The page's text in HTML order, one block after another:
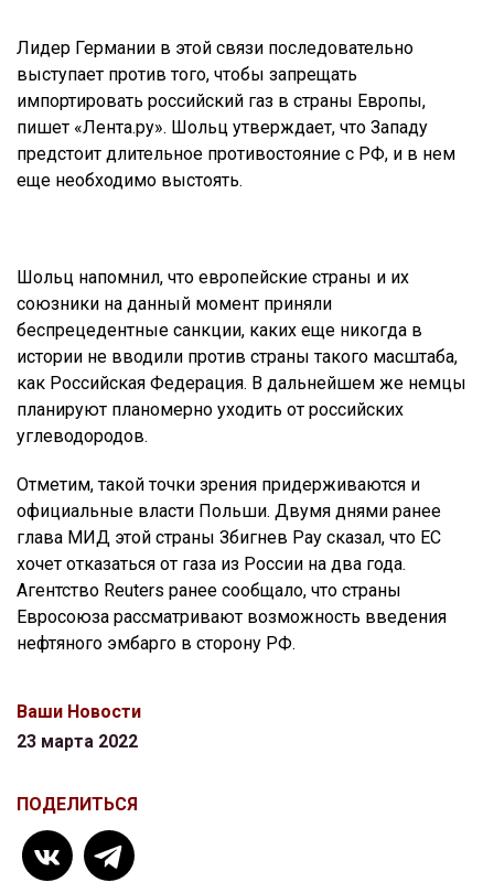
Лидер Германии в этой связи последовательно
выступает против того, чтобы запрещать
импортировать российский газ в страны Европы,
пишет «Лента.ру». Шольц утверждает, что Западу
предстоит длительное противостояние с РФ, и в нем
еще необходимо выстоять.
Шольц напомнил, что европейские страны и их
союзники на данный момент приняли
беспрецедентные санкции, каких еще никогда в
истории не вводили против страны такого масштаба,
как Российская Федерация. В дальнейшем же немцы
планируют планомерно уходить от российских
углеводородов.
Отметим, такой точки зрения придерживаются и
официальные власти Польши. Двумя днями ранее
глава МИД этой страны Збигнев Рау сказал, что ЕС
хочет отказаться от газа из России на два года.
Агентство Reuters ранее сообщало, что страны
Евросоюза рассматривают возможность введения
нефтяного эмбарго в сторону РФ.
Ваши Новости
23 марта 2022
ПОДЕЛИТЬСЯ